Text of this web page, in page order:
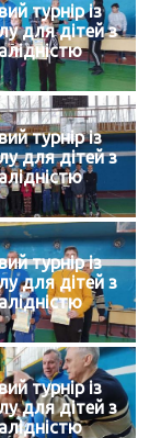
турнір із
для дітей з
турнір із
для дітей з
турнір із
для дітей з
турнір із
для дітей з